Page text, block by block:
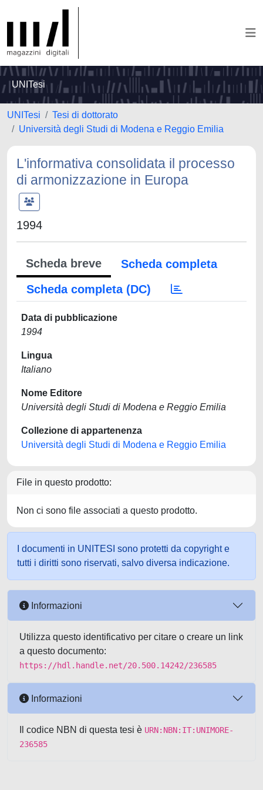
UNITesi
UNITesi
Tesi di dottorato
Università degli Studi di Modena e Reggio Emilia
L'informativa consolidata il processo
di armonizzazione in Europa
1994
Scheda breve
Scheda completa
Scheda completa (DC)
Data di pubblicazione
1994
Lingua
Italiano
Nome Editore
Università degli Studi di Modena e Reggio Emilia
Collezione di appartenenza
Università degli Studi di Modena e Reggio Emilia
File in questo prodotto:
Non ci sono file associati a questo prodotto.
I documenti in UNITESI sono protetti da copyright e
tutti i diritti sono riservati, salvo diversa indicazione.
Informazioni
Utilizza questo identificativo per citare o creare un link
a questo documento:
https://hdl.handle.net/20.500.14242/236585
Informazioni
Il codice NBN di questa tesi è URN:NBN:IT:UNIMORE-
236585